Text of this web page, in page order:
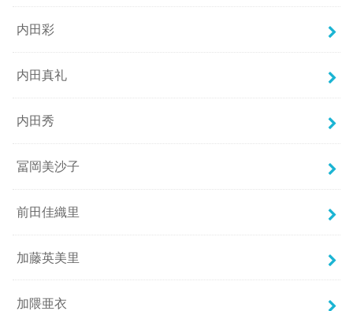
内田彩
内田真礼
内田秀
冨岡美沙子
前田佳織里
加藤英美里
加隈亜衣